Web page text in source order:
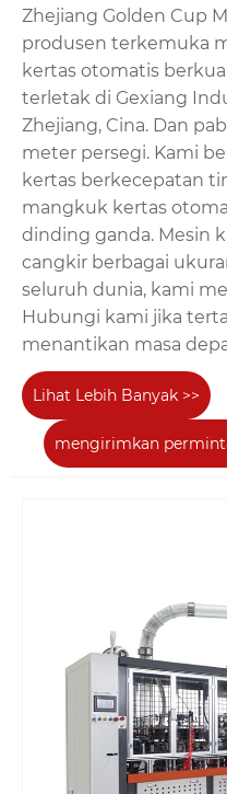
Zhejiang Golden Cup
produsen terkemuka
kertas otomatis
terletak di Gexiang
Zhejiang, Cina. Dan
meter persegi. Kami
kertas berkecepatan
mangkuk kertas
dinding ganda. Mesin
cangkir berbagai
seluruh dunia, kami
Hubungi kami jika
menantikan masa
Lihat Lebih Banyak >>
mengirimkan